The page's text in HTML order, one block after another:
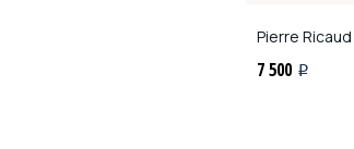
Pierre Ricaud
7 500 i